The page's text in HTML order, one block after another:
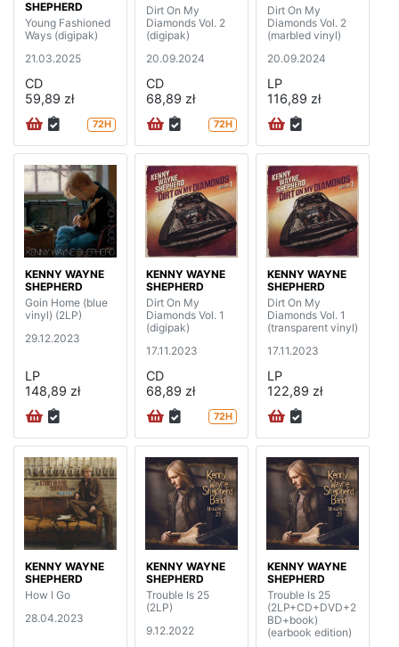
SHEPHERD
Young Fashioned
Ways (digipak)
21.03.2025
CD
59,89 zł
72H
Dirt On My
Diamonds Vol. 2
(digipak)
20.09.2024
CD
68,89 zł
72H
Dirt On My
Diamonds Vol. 2
(marbled vinyl)
20.09.2024
LP
116,89 zł
KENNY WAYNE
SHEPHERD
Goin Home (blue
vinyl) (2LP)
29.12.2023
LP
148,89 zł
KENNY WAYNE
SHEPHERD
Dirt On My
Diamonds Vol. 1
(digipak)
17.11.2023
CD
68,89 zł
72H
KENNY WAYNE
SHEPHERD
Dirt On My
Diamonds Vol. 1
(transparent vinyl)
17.11.2023
LP
122,89 zł
KENNY WAYNE
SHEPHERD
How I Go
28.04.2023
KENNY WAYNE
SHEPHERD
Trouble Is 25
(2LP)
9.12.2022
KENNY WAYNE
SHEPHERD
Trouble Is 25
(2LP+CD+DVD+2
BD+book)
(earbook edition)